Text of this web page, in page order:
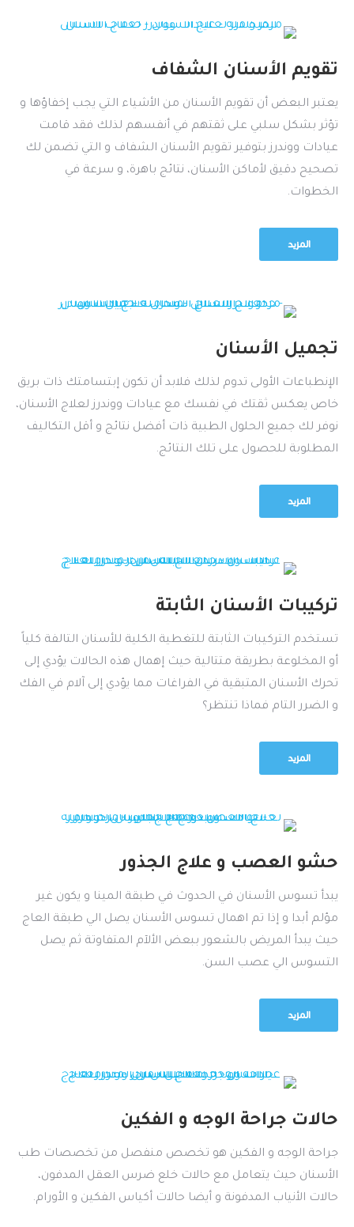
تقويم الأسنان الشفاف
يعتبر البعض أن تقويم الأسنان من الأشياء التي يجب إخفاؤها و
تؤثر بشكل سلبي على ثقتهم في أنفسهم لذلك فقد قامت
عيادات ووندرز بتوفير تقويم الأسنان الشفاف و التي تضمن لك
تصحيح دقيق لأماكن الأسنان، نتائج باهرة، و سرعة في
الخطوات.
المزيد
تجميل الأسنان
الإنطباعات الأولى تدوم لذلك فلابد أن تكون إبتسامتك ذات بريق
خاص يعكس ثقتك في نفسك مع عيادات ووندرز لعلاج الأسنان،
نوفر لك جميع الحلول الطبية ذات أفضل نتائج و أقل التكاليف
المطلوبة للحصول على تلك النتائج.
المزيد
تركيبات الأسنان الثابتة
تستخدم التركيبات الثابتة للتغطية الكلية للأسنان التالفة كلياً
أو المخلوعة بطريقة متتالية حيث إهمال هذه الحالات يؤدي إلى
تحرك الأسنان المتبقية في الفراغات مما يؤدي إلى آلام في الفك
و الضرر التام فماذا تنتظر؟
المزيد
حشو العصب و علاج الجذور
يبدأ تسوس الأسنان في الحدوث في طبقة المينا و يكون غير
مؤلم أبدا و إذا تم اهمال تسوس الأسنان يصل الي طبقة العاج
حيث يبدأ المريض بالشعور ببعض الألآم المتفاوتة ثم يصل
التسوس الي عصب السن.
المزيد
حالات جراحة الوجه و الفكين
جراحة الوجه و الفكين هو تخصص منفصل من تخصصات طب
الأسنان حيث يتعامل مع حالات خلع ضرس العقل المدفون،
حالات الأنياب المدفونة و أيضا حالات أكياس الفكين و الأورام.